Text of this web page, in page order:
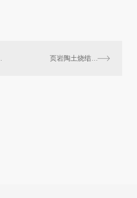
页岩陶土烧结砖工厂的生产流程及技术解析